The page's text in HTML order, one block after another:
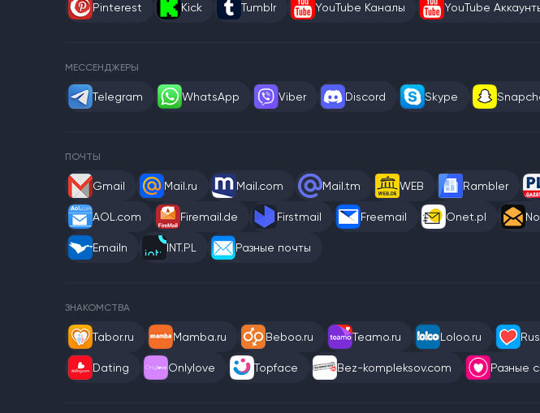
Pinterest Kick Tumblr YouTube Каналы YouTube
МЕССЕНДЖЕРЫ
Telegram WhatsApp Viber Discord Skype
ПОЧТЫ
Gmail Mail.ru Mail.com Mail.tm WEB Rambler
AOL.com Firemail.de Firstmail Freemail Onet.pl
Emailn INT.PL Разные почты
ЗНАКОМСТВА
Tabor.ru Mamba.ru Beboo.ru Teamo.ru Loloo.ru
Dating Onlylove Topface Bez-kompleksov.com Разные